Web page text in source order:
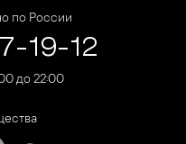
по России
19-12
до 22:00